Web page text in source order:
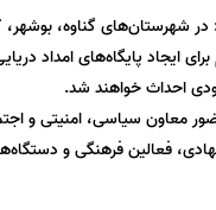
در شهرستان‌های گناوه، بوشهر،
ایجاد پایگاه‌های امداد
احداث خواهند شد.
معاون سیاسی، امنیتی و
فعالین فرهنگی و